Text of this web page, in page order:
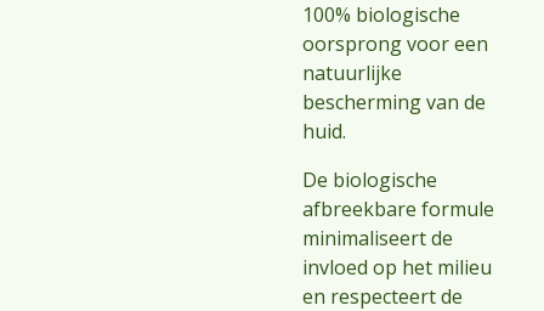
100% biologische
oorsprong voor een
natuurlijke
bescherming van de
huid.
De biologische
afbreekbare formule
minimaliseert de
invloed op het milieu
en respecteert de